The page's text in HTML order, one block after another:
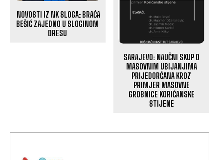
NOVOSTI IZ NK SLOGA: BRAĆA
BEŠIĆ ZAJEDNO U SLOGINOM
DRESU
SARAJEVO: NAUČNI SKUP O
MASOVNIM UBIJANJIMA
PRIJEDORČANA KROZ
PRIMJER MASOVNE
GROBNICE KORIĆANSKE
STIJENE